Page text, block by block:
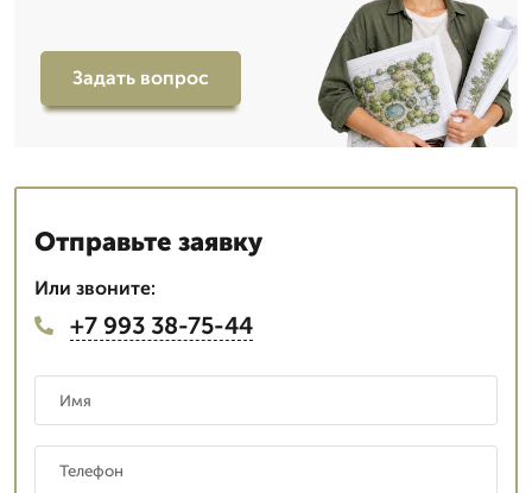
Задать вопрос
Отправьте заявку
Или звоните:
+7 993 38-75-44